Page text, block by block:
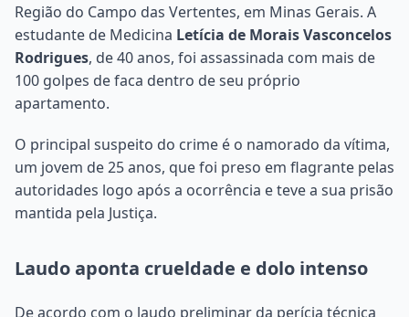
Região do Campo das Vertentes, em Minas Gerais. A
estudante de Medicina Letícia de Morais Vasconcelos
Rodrigues, de 40 anos, foi assassinada com mais de
100 golpes de faca dentro de seu próprio
apartamento.
O principal suspeito do crime é o namorado da vítima,
um jovem de 25 anos, que foi preso em flagrante pelas
autoridades logo após a ocorrência e teve a sua prisão
mantida pela Justiça.
Laudo aponta crueldade e dolo intenso
De acordo com o laudo preliminar da perícia técnica